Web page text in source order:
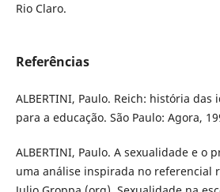
Rio Claro.
Referências
ALBERTINI, Paulo. Reich: história das
para a educação. São Paulo: Agora,
ALBERTINI, Paulo. A sexualidade e o
uma análise inspirada no referencial